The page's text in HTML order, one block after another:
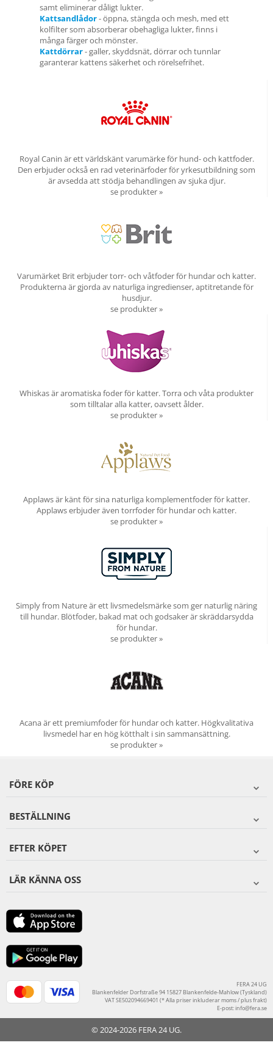
samt eliminerar dåligt lukter.
Kattsandlådor- öppna, stängda och mesh, med ett
kolfilter som absorberar obehagliga lukter, finns i
många färger och mönster.
Kattdörrar- galler, skyddsnät, dörrar och tunnlar
garanterar kattens säkerhet och rörelsefrihet.
Royal Canin är ett världskänt varumärke för hund- och kattfoder.
Den erbjuder också en rad veterinärfoder för yrkesutbildning som
är avsedda att stödja behandlingen av sjuka djur.
se produkter »
Varumärket Brit erbjuder torr- och våtfoder för hundar och katter.
Produkterna är gjorda av naturliga ingredienser, aptitretande för
husdjur.
se produkter »
Whiskas är aromatiska foder för katter. Torra och våta produkter
som tilltalar alla katter, oavsett ålder.
se produkter »
Applaws är känt för sina naturliga komplementfoder för katter.
Applaws erbjuder även torrfoder för hundar och katter.
se produkter »
Simply from Nature är ett livsmedelsmärke som ger naturlig näring
till hundar. Blötfoder, bakad mat och godsaker är skräddarsydda
för hundar.
se produkter »
Acana är ett premiumfoder för hundar och katter. Högkvalitativa
livsmedel har en hög kötthalt i sin sammansättning.
se produkter »
FÖRE KÖP
BESTÄLLNING
EFTER KÖPET
LÄR KÄNNA OSS
FERA 24 UG
Blankenfelder Dorfstraße 94 15827 Blankenfelde-Mahlow (Tyskland)
VAT SE502094669401 (* Alla priser inkluderar moms / plus frakt)
E-post:info@fera.se
© 2024-2026 FERA 24 UG.